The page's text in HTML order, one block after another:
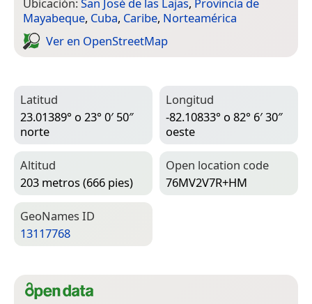
Ubicación:San José de las Lajas, Provincia de
Mayabeque, Cuba, Caribe, Norteamérica
Ver en Open­Street­Map
Latitud
23.01389° o 23° 0′ 50″
norte
Longitud
-82.10833° o 82° 6′ 30″
oeste
Altitud
203 metros (666 pies)
Open location code
76MV2V7R+HM
Geo­Names ID
13117768